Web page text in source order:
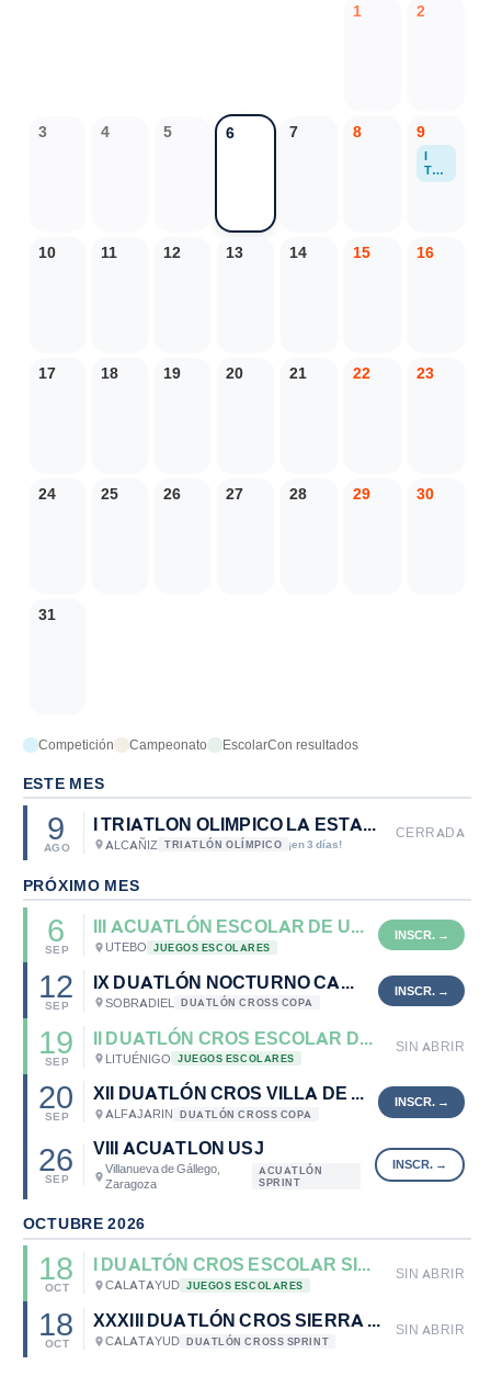
1 2
3 4 5 6 7 8 9
I
TRI
ATL
LA
10 11 12 13 14 15 16
17 18 19 20 21 22 23
24 25 26 27 28 29 30
31
Competición Campeonato EscolarCon resultados
ESTE MES
9
AGO
I TRIATLON OLIMPICO LA ESTANCA DE ALCAÑIZ
ALCAÑIZ TRIATLÓN OLÍMPICO ¡en 3 días!
CERRADA
PRÓXIMO MES
6
SEP
III ACUATLÓN ESCOLAR DE UTEBO -- STAGING
UTEBO JUEGOS ESCOLARES
12
SEP
IX DUATLÓN NOCTURNO CALCIGADA-SOBRADIEL
SOBRADIEL DUATLÓN CROSS COPA
19
SEP
II DUATLÓN CROS ESCOLAR DE LITUÉNIGO
LITUÉNIGO JUEGOS ESCOLARES
SIN ABRIR
20
SEP
XII DUATLÓN CROS VILLA DE ALFAJARIN
ALFAJARIN DUATLÓN CROSS COPA
26
SEP
VIII ACUATLON USJ
Villanueva de Gállego,
Zaragoza
ACUATLÓN
SPRINT
OCTUBRE 2026
18
OCT
I DUALTÓN CROS ESCOLAR SIERRA DE ARMANTES
CALATAYUD JUEGOS ESCOLARES
SIN ABRIR
18
OCT
XXXIII DUATLÓN CROS SIERRA DE ARMANTES
CALATAYUD DUATLÓN CROSS SPRINT
SIN ABRIR